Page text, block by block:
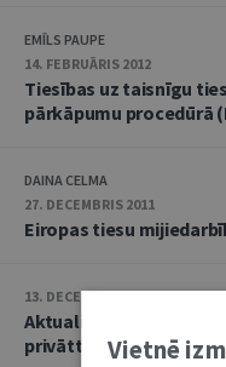
EMĪLS PAUPE
14. FEBRUĀRIS 2012
Tiesības uz taisnīgu
pārkāpumu procedūrā
DAINA CELMA
27. DECEMBRIS 2011
Eiropas tiesu
13. DECEMBRIS 2011
Aktualitātes Eiropas
privāttiesībuVietnē